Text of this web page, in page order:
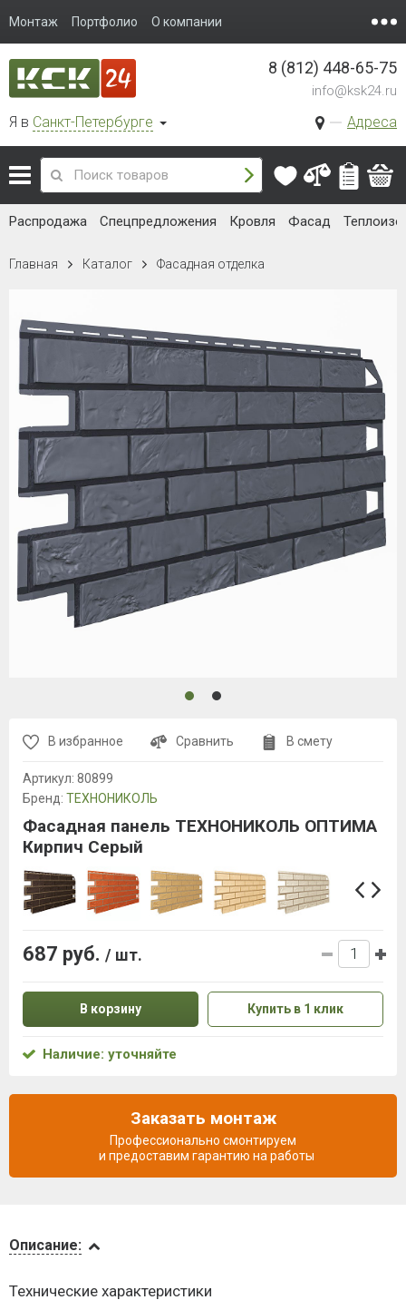
Монтаж Портфолио О компании
Я в Санкт-Петербурге Адреса
8 (812) 448-65-75
info@ksk24.ru
Распродажа Спецпредложения Кровля Фасад
Главная Каталог Фасадная отделка
и оплата
Описание:
Технические характеристики
В избранное Сравнить В смету
Артикул: 80899
Бренд: ТЕХНОНИКОЛЬ
Фасадная панель ТЕХНОНИКОЛЬ ОПТИМА
Кирпич Серый
687 руб. / шт.
В корзину Купить в 1 клик
Наличие: уточняйте
Заказать монтаж
Профессионально смонтируем
и предоставим гарантию на работы